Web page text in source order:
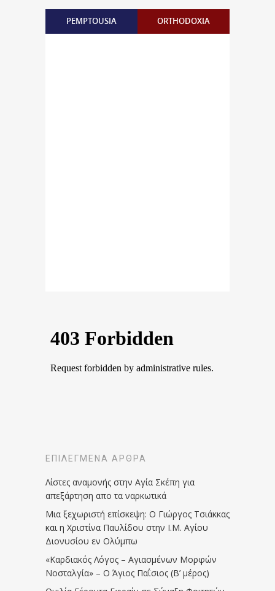
PEMPTOUSIA ORTHODOXIA
ΕΠΙΛΕΓΜΈΝΑ ΆΡΘΡΑ
Λίστες αναμονής στην Αγία Σκέπη για
απεξάρτηση απο τα ναρκωτικά
Μια ξεχωριστή επίσκεψη: Ο Γιώργος Τσιάκκας
και η Χριστίνα Παυλίδου στην Ι.Μ. Αγίου
Διονυσίου εν Ολύμπω
«Καρδιακός Λόγος – Αγιασμένων Μορφών
Νοσταλγία» – Ο Άγιος Παΐσιος (Β’ μέρος)